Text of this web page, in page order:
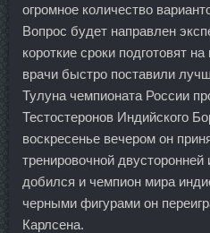
огромное количество
Вопрос будет направлен
короткие сроки подготовят
врачи быстро поставили
Тулуна чемпионата России
Тестостеронов Индийского
воскресенье вечером он
тренировочной
добился и чемпион мира
черными фигурами он
Карлсена.